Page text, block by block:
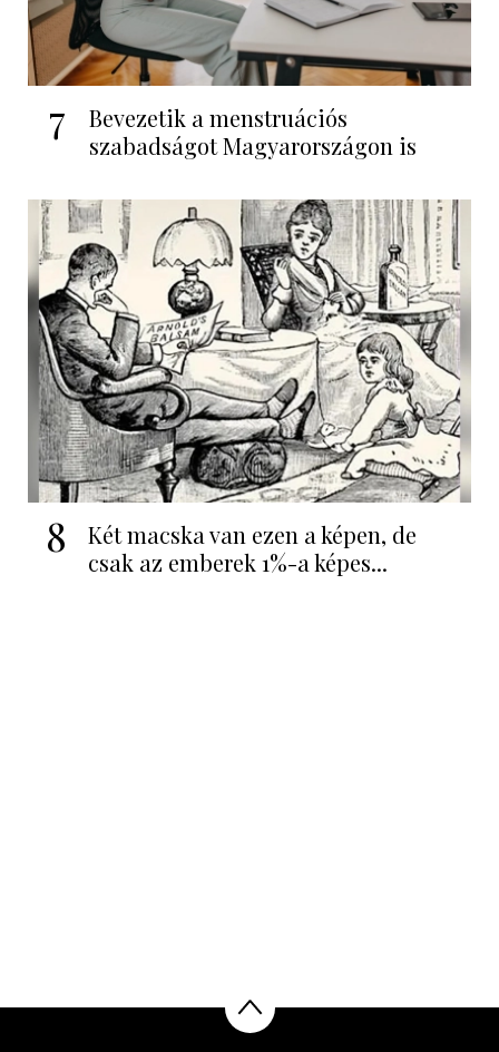
7
Bevezetik a menstruációs
szabadságot Magyarországon is
8
Két macska van ezen a képen, de
csak az emberek 1%-a képes...